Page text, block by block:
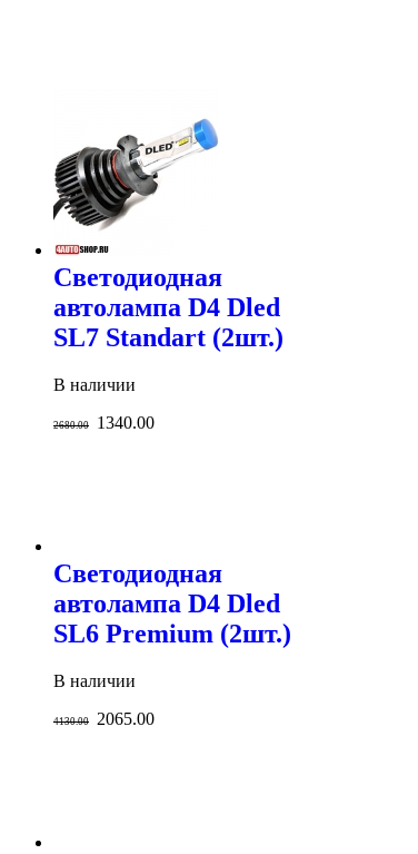
Светодиодная
автолампа D4 Dled
SL7 Standart (2шт.)
В наличии
2680.00 1340.00
Светодиодная
автолампа D4 Dled
SL6 Premium (2шт.)
В наличии
4130.00 2065.00